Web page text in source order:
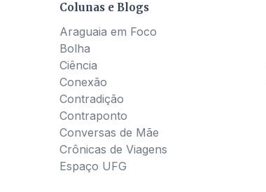
Colunas e Blogs
Araguaia em Foco
Bolha
Ciência
Conexão
Contradição
Contraponto
Conversas de Mãe
Crônicas de Viagens
Espaço UFG